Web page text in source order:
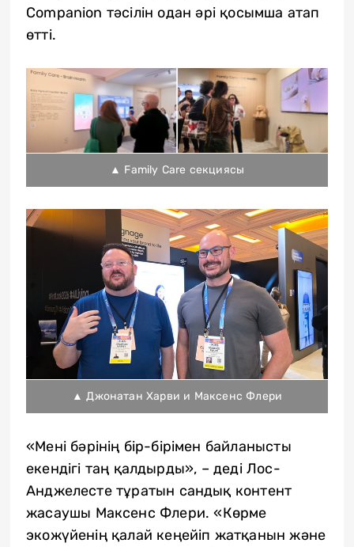
Companion тәсілін одан әрі қосымша атап
өтті.
▲ Family Care секциясы
▲ Джонатан Харви и Максенс Флери
«Мені бәрінің бір-бірімен байланысты
екендігі таң қалдырды», – деді Лос-
Анджелесте тұратын сандық контент
жасаушы Максенс Флери. «Көрме
экожүйенің қалай кеңейіп жатқанын және